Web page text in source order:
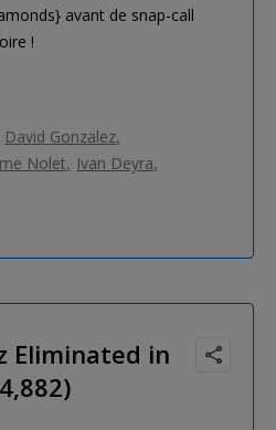
avant de snap-call
!
David Gonzalez
Nolet
Ivan Deyra
Eliminated in